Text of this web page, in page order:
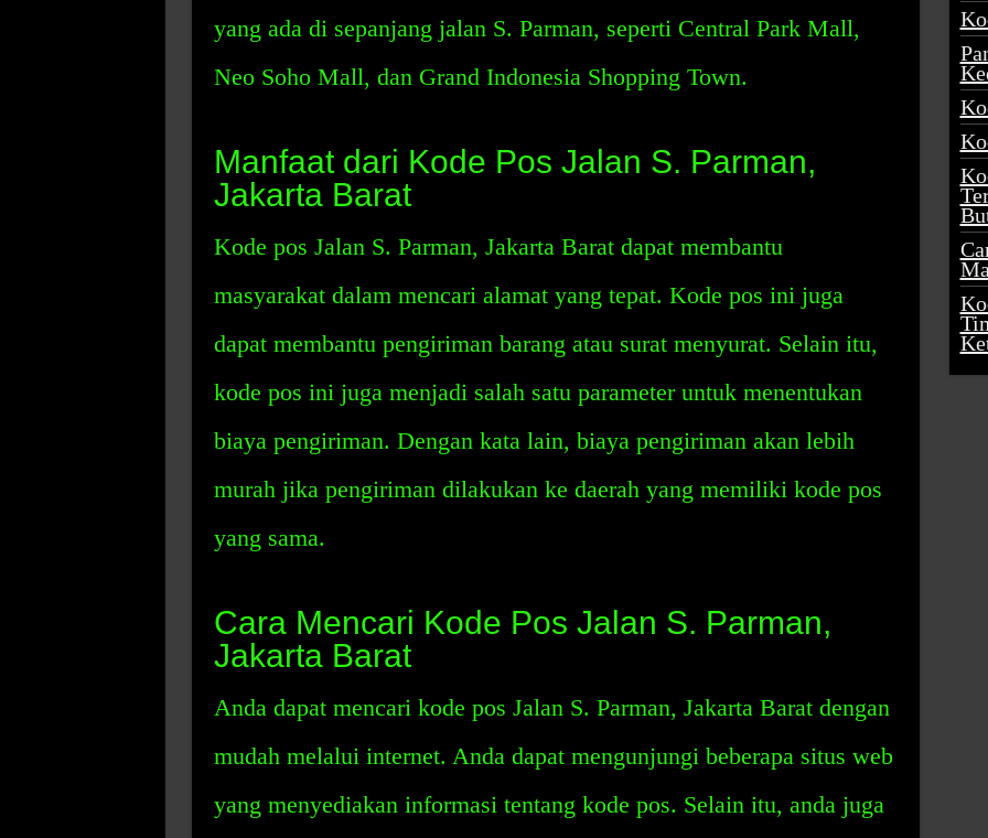
yang ada di sepanjang jalan S. Parman, seperti Central Park Mall,
Neo Soho Mall, dan Grand Indonesia Shopping Town.
Manfaat dari Kode Pos Jalan S. Parman,
Jakarta Barat
Kode pos Jalan S. Parman, Jakarta Barat dapat membantu
masyarakat dalam mencari alamat yang tepat. Kode pos ini juga
dapat membantu pengiriman barang atau surat menyurat. Selain itu,
kode pos ini juga menjadi salah satu parameter untuk menentukan
biaya pengiriman. Dengan kata lain, biaya pengiriman akan lebih
murah jika pengiriman dilakukan ke daerah yang memiliki kode pos
yang sama.
Cara Mencari Kode Pos Jalan S. Parman,
Jakarta Barat
Anda dapat mencari kode pos Jalan S. Parman, Jakarta Barat dengan
mudah melalui internet. Anda dapat mengunjungi beberapa situs web
yang menyediakan informasi tentang kode pos. Selain itu, anda juga